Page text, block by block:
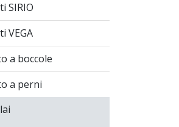
SIRIO
VEGA
a boccole
a perni